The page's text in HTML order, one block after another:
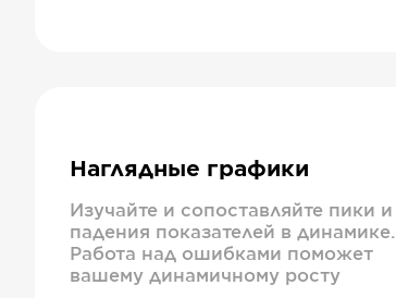
Наглядные графики
Изучайте и сопоставляйте пики и
падения показателей в динамике.
Работа над ошибками поможет
вашему динамичному росту